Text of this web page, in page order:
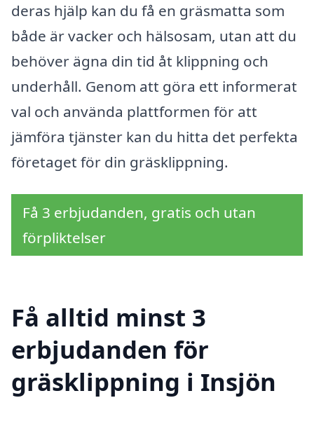
deras hjälp kan du få en gräsmatta som
både är vacker och hälsosam, utan att du
behöver ägna din tid åt klippning och
underhåll. Genom att göra ett informerat
val och använda plattformen för att
jämföra tjänster kan du hitta det perfekta
företaget för din gräsklippning.
Få 3 erbjudanden, gratis och utan
förpliktelser
Få alltid minst 3
erbjudanden för
gräsklippning i Insjön